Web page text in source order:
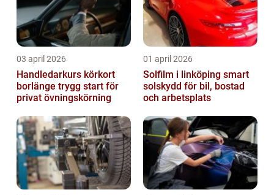
03 april 2026
Handledarkurs körkort
borlänge trygg start för
privat övningskörning
01 april 2026
Solfilm i linköping smart
solskydd för bil, bostad
och arbetsplats